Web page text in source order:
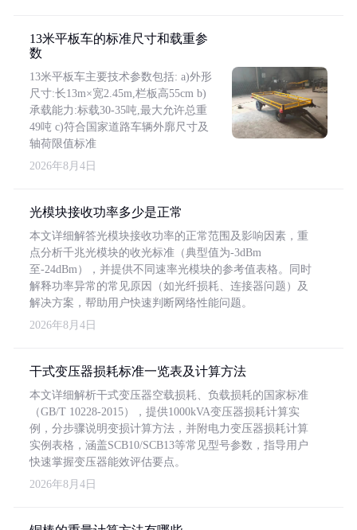
13米平板车的标准尺寸和载重参
数
13米平板车主要技术参数包括: a)外形
尺寸:长13m×宽2.45m,栏板高55cm b)
承载能力:标载30-35吨,最大允许总重
49吨 c)符合国家道路车辆外廓尺寸及
轴荷限值标准
2026年8月4日
光模块接收功率多少是正常
本文详细解答光模块接收功率的正常范围及影响因素，重
点分析千兆光模块的收光标准（典型值为-3dBm
至-24dBm），并提供不同速率光模块的参考值表格。同时
解释功率异常的常见原因（如光纤损耗、连接器问题）及
解决方案，帮助用户快速判断网络性能问题。
2026年8月4日
干式变压器损耗标准一览表及计算方法
本文详细解析干式变压器空载损耗、负载损耗的国家标准
（GB/T 10228-2015），提供1000kVA变压器损耗计算实
例，分步骤说明变损计算方法，并附电力变压器损耗计算
实例表格，涵盖SCB10/SCB13等常见型号参数，指导用户
快速掌握变压器能效评估要点。
2026年8月4日